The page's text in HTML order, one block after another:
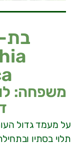
על מעמד גדול
תלוי בסתיו